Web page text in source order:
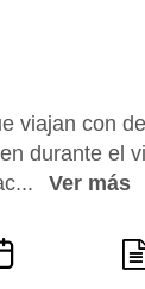
viajan con
durante el
Ver más